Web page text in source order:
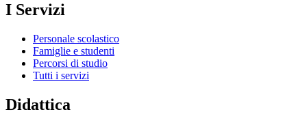
I Servizi
Personale scolastico
Famiglie e studenti
Percorsi di studio
Tutti i servizi
Didattica